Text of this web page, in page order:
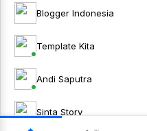
Blogger Indonesia
Template Kita
Andi Saputra
Sinta Story